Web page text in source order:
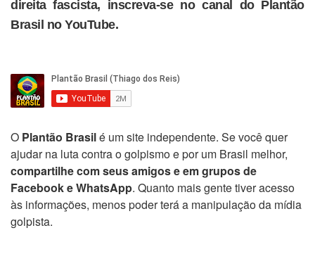
direita fascista, inscreva-se no canal do Plantão
Brasil no YouTube.
O Plantão Brasilé um site independente. Se você quer
ajudar na luta contra o golpismo e por um Brasil melhor,
compartilhe com seus amigos e em grupos de
Facebook e WhatsApp. Quanto mais gente tiver acesso
às informações, menos poder terá a manipulação da mídia
golpista.